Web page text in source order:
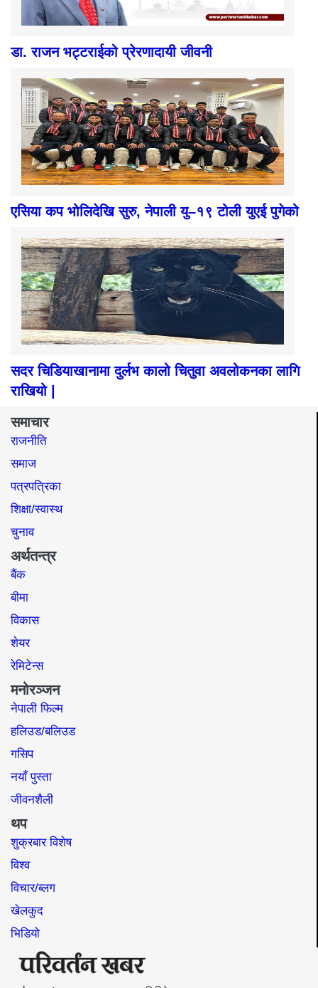
डा. राजन भट्टराईको प्रेरणादायी जीवनी
एसिया कप भोलिदेखि सुरु, नेपाली यु–१९ टोली युएई पुगेको
सदर चिडियाखानामा दुर्लभ कालो चितुवा अवलोकनका लागि
राखियो |
समाचार
राजनीति
समाज​
पत्रपत्रिका
शिक्षा/स्वास्थ
चुनाव
अर्थतन्त्र
बैंक
बीमा
विकास
शेयर
रेमिटेन्स
मनोरञ्जन
नेपाली फिल्म
हलिउड/बलिउड
गसिप
नयाँ पुस्ता
जीवनशैली
थप
शुक्रबार विशेष
विश्व
विचार/ब्लग
खेलकुद
भिडियो